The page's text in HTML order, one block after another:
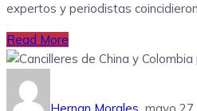
expertos y periodistas
Read More